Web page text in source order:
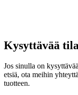
Kysyttävää
Jos sinulla on
etsiä, ota meihin
tuotteen.